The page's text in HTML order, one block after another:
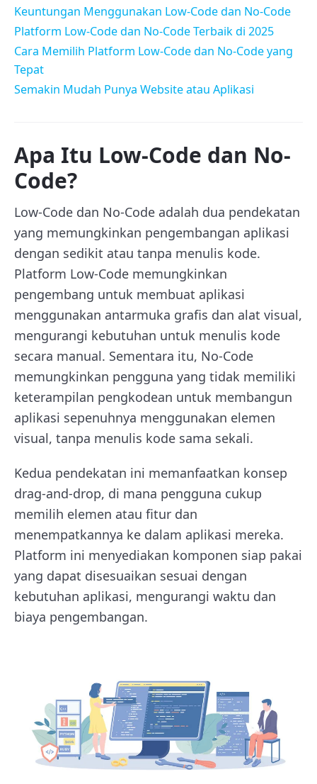
Keuntungan Menggunakan Low-Code dan No-Code
Platform Low-Code dan No-Code Terbaik di 2025
Cara Memilih Platform Low-Code dan No-Code yang
Tepat
Semakin Mudah Punya Website atau Aplikasi
Apa Itu Low-Code dan No-
Code?
Low-Code dan No-Code adalah dua pendekatan
yang memungkinkan pengembangan aplikasi
dengan sedikit atau tanpa menulis kode.
Platform Low-Code memungkinkan
pengembang untuk membuat aplikasi
menggunakan antarmuka grafis dan alat visual,
mengurangi kebutuhan untuk menulis kode
secara manual. Sementara itu, No-Code
memungkinkan pengguna yang tidak memiliki
keterampilan pengkodean untuk membangun
aplikasi sepenuhnya menggunakan elemen
visual, tanpa menulis kode sama sekali.
Kedua pendekatan ini memanfaatkan konsep
drag-and-drop, di mana pengguna cukup
memilih elemen atau fitur dan
menempatkannya ke dalam aplikasi mereka.
Platform ini menyediakan komponen siap pakai
yang dapat disesuaikan sesuai dengan
kebutuhan aplikasi, mengurangi waktu dan
biaya pengembangan.